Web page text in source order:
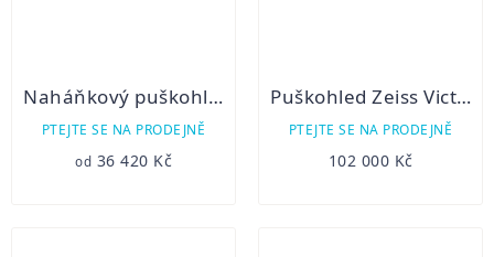
Naháňkový puškohled MeoStar R2 1-6x24 RD/MR
PTEJTE SE NA PRODEJNĚ
od 36 420 Kč
Puškohled Zeiss Victory V8 2,8 – 20 x 56 s ASV
PTEJTE SE NA PRODEJNĚ
102 000 Kč